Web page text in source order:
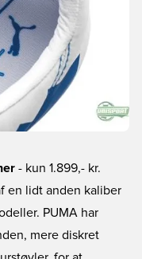
- kun 1.899,- kr.
en lidt anden kaliber
PUMA har
mere diskret